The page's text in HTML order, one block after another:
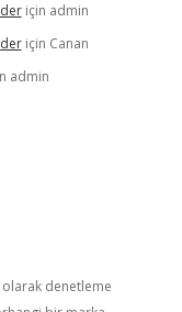
için admin
için Canan
admin
olarak denetleme